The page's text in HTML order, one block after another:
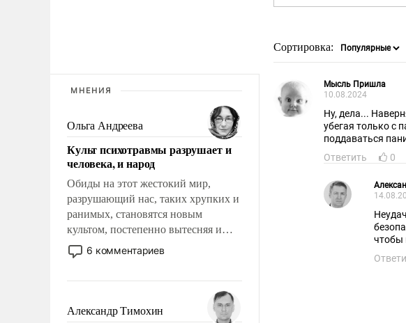
МНЕНИЯ
Ольга Андреева
Культ психотравмы разрушает и
человека, и народ
Обиды на этот жестокий мир,
разрушающий нас, таких хрупких и
ранимых, становятся новым
культом, постепенно вытесняя и
отменяя традиционное требование к
человеку – быть мужественным и
на себя ответственность, помогать
слабым, идти вперед и
6 комментариев
Александр Тимохин
Сортировка:
Мысль Пришла
10.08.2024
Ну, дела...
убегая только с
поддаваться
Ответить
0
безопасности, о своих
чтобы